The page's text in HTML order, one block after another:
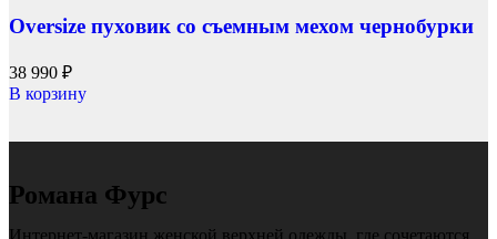
Oversize пуховик со съемным мехом чернобурки
38 990 ₽
В корзину
Романа Фурс
Интернет-магазин женской верхней одежды, где сочетаются